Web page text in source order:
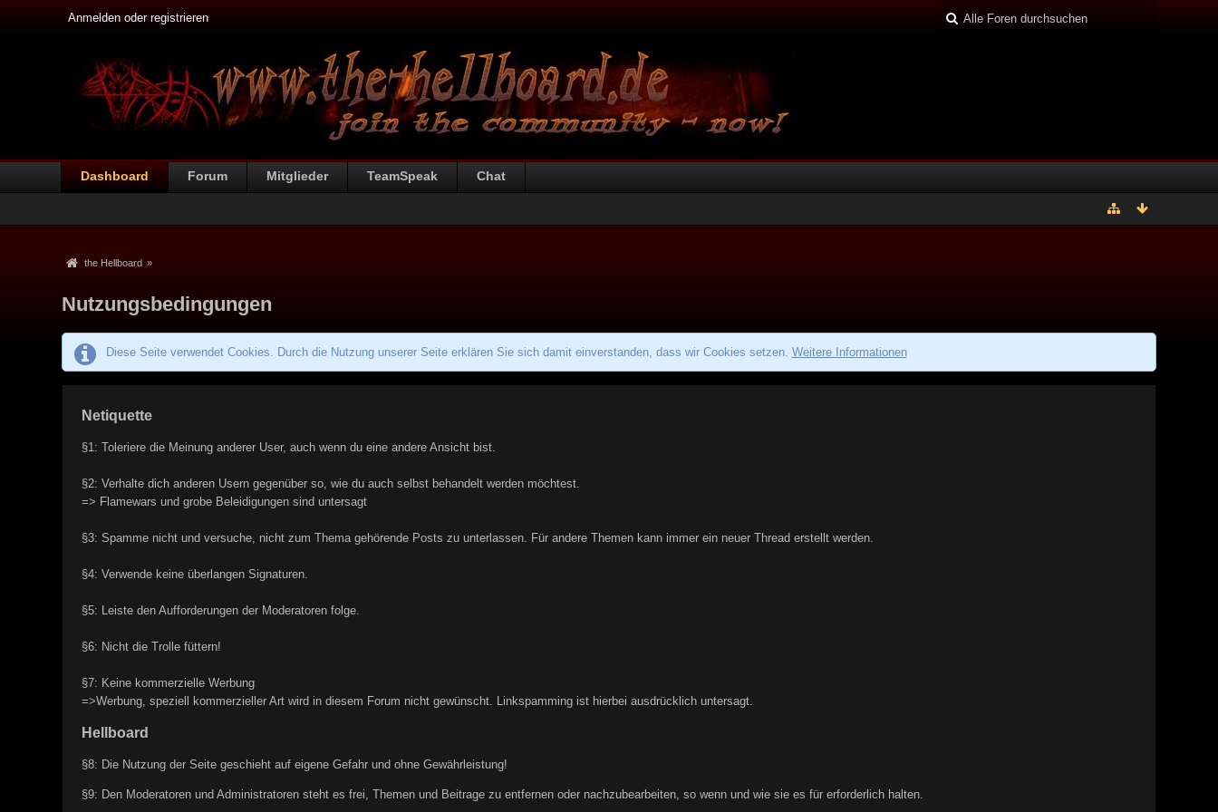
Anmelden oder registrieren
Dashboard Forum Mitglieder TeamSpeak Chat
the Hellboard »
Nutzungsbedingungen
Diese Seite verwendet Cookies. Durch die Nutzung unserer Seite erklären Sie sich damit einverstanden, dass wir Cookies setzen. Weitere Informationen
Netiquette
§1: Toleriere die Meinung anderer User, auch wenn du eine andere Ansicht bist.
§2: Verhalte dich anderen Usern gegenüber so, wie du auch selbst behandelt werden möchtest.
=> Flamewars und grobe Beleidigungen sind untersagt
§3: Spamme nicht und versuche, nicht zum Thema gehörende Posts zu unterlassen. Für andere Themen kann immer ein neuer Thread erstellt werden.
§4: Verwende keine überlangen Signaturen.
§5: Leiste den Aufforderungen der Moderatoren folge.
§6: Nicht die Trolle füttern!
§7: Keine kommerzielle Werbung
=>Werbung, speziell kommerzieller Art wird in diesem Forum nicht gewünscht. Linkspamming ist hierbei ausdrücklich untersagt.
Hellboard
§8: Die Nutzung der Seite geschieht auf eigene Gefahr und ohne Gewährleistung!
§9: Den Moderatoren und Administratoren steht es frei, Themen und Beitrage zu entfernen oder nachzubearbeiten, so wenn und wie sie es für erforderlich halten.